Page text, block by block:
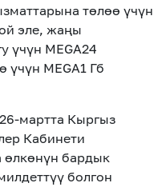
төлөө үчүн
эле, жаңы
үчүн MEGA24
MEGA1 Гб
мартта Кыргыз
Кабинети
өлкөнүн бардык
болгон